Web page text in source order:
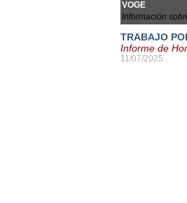
VOGE
Información
TRABAJO
Informe de
11/07/2025